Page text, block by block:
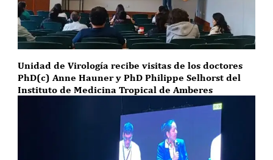
Unidad de Virología recibe visitas de los doctores
PhD(c) Anne Hauner y PhD Philippe Selhorst del
Instituto de Medicina Tropical de Amberes